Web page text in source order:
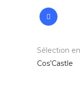
Sélection
Cos’Castle